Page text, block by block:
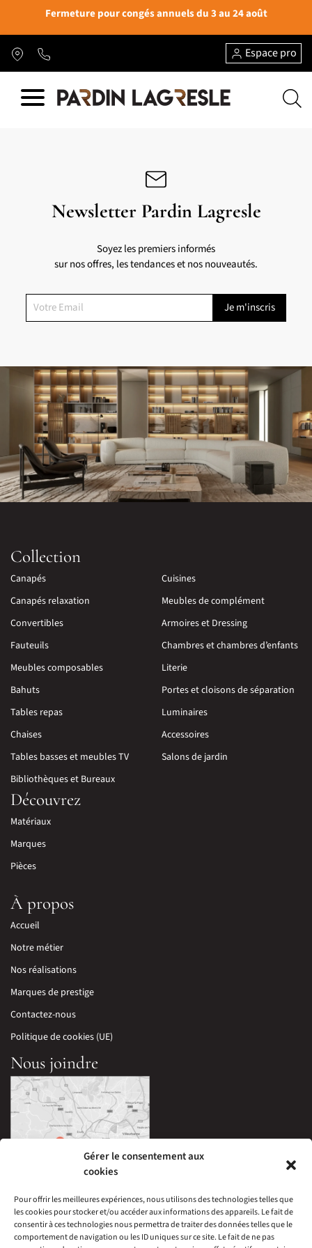
Gérer le consentement aux
cookies
Pour offrir les meilleures expériences, nous utilisons des technologies telles que
les cookies pour stocker et/ou accéder aux informations des appareils. Le fait de
consentir à ces technologies nous permettra de traiter des données telles que le
comportement de navigation ou les ID uniques sur ce site. Le fait de ne pas
Fermeture pour congés annuels du 3 au 24 août
Espace pro
Newsletter Pardin Lagresle
Soyez les premiers informés
sur nos offres, les tendances et nos nouveautés.
Collection
Canapés
Canapés relaxation
Convertibles
Fauteuils
Meubles composables
Bahuts
Tables repas
Chaises
Tables basses et meubles TV
Bibliothèques et Bureaux
Cuisines
Meubles de complément
Armoires et Dressing
Chambres et chambres d’enfants
Literie
Portes et cloisons de séparation
Luminaires
Accessoires
Salons de jardin
Découvrez
Matériaux
Marques
Pièces
À propos
Accueil
Notre métier
Nos réalisations
Marques de prestige
Contactez-nous
Politique de cookies (UE)
Nous joindre
33 Avenue Edouard Millaud,
69290 Craponne, France